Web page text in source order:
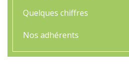
Quelques chiffres
Nos adhérents